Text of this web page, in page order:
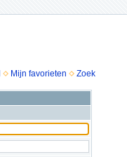
Mijn favorieten Zoek